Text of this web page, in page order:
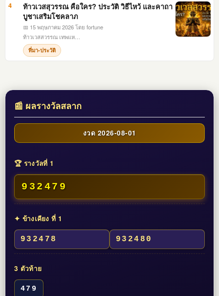
4
ท้าวเวสสุวรรณ คือใคร? ประวัติ วิธีไหว้ และคาถา
บูชาเสริมโชคลาภ
📅 15 พฤษภาคม 2026โดย fortune
ท้าวเวสสวรรณ เทพแห…
ที่มา-ประวัติ
📰 ผลรางวัลสลาก
งวด 2026-08-01
🏆 รางวัลที่ 1
932479
✦ ข้างเคียง ที่ 1
932478 932480
3 ตัวท้าย
479